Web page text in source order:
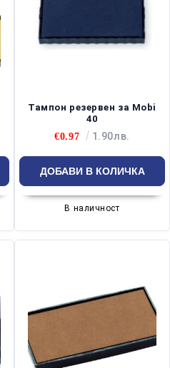
Тампон резервен за Mobi
40
€0.97
1.90лв.
В наличност